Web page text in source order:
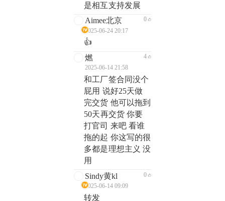
是相互支持发展
Aimee北京
2025-06-24 20:17
0
👍
燃
2025-06-14 21:58
4
和工厂签合同没个
屁用 说好25天做
完交货 他可以拖到
50天再交货 你要
打官司 来吧 看谁
拖的起 你这写的很
多都是理想主义 没
用
Sindy黄kl
2025-06-14 09:09
0
转发